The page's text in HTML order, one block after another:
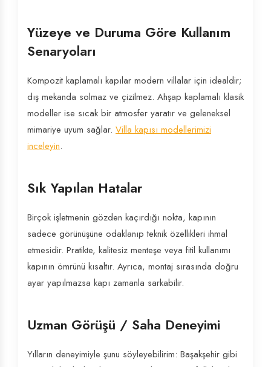
Yüzeye ve Duruma Göre Kullanım
Senaryoları
Kompozit kaplamalı kapılar modern villalar için idealdir;
dış mekanda solmaz ve çizilmez. Ahşap kaplamalı klasik
modeller ise sıcak bir atmosfer yaratır ve geleneksel
mimariye uyum sağlar. Villa kapısı modellerimizi
inceleyin.
Sık Yapılan Hatalar
Birçok işletmenin gözden kaçırdığı nokta, kapının
sadece görünüşüne odaklanıp teknik özellikleri ihmal
etmesidir. Pratikte, kalitesiz menteşe veya fitil kullanımı
kapının ömrünü kısaltır. Ayrıca, montaj sırasında doğru
ayar yapılmazsa kapı zamanla sarkabilir.
Uzman Görüşü / Saha Deneyimi
Yılların deneyimiyle şunu söyleyebilirim: Başakşehir gibi